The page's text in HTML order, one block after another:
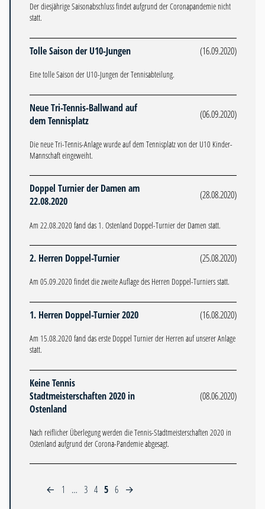
Der diesjährige Saisonabschluss findet aufgrund der Coronapandemie nicht
statt.
Tolle Saison der U10-Jungen (16.09.2020)
Eine tolle Saison der U10-Jungen der Tennisabteilung.
Neue Tri-Tennis-Ballwand auf
dem Tennisplatz
(06.09.2020)
Die neue Tri-Tennis-Anlage wurde auf dem Tennisplatz von der U10 Kinder-
Mannschaft eingeweiht.
Doppel Turnier der Damen am
22.08.2020
(28.08.2020)
Am 22.08.2020 fand das 1. Ostenland Doppel-Turnier der Damen statt.
2. Herren Doppel-Turnier (25.08.2020)
Am 05.09.2020 findet die zweite Auflage des Herren Doppel-Turniers statt.
1. Herren Doppel-Turnier 2020 (16.08.2020)
Am 15.08.2020 fand das erste Doppel Turnier der Herren auf unserer Anlage
statt.
Keine Tennis
Stadtmeisterschaften 2020 in
Ostenland
(08.06.2020)
Nach reiflicher Überlegung werden die Tennis-Stadtmeisterschaften 2020 in
Ostenland aufgrund der Corona-Pandemie abgesagt.
← 1 … 3 4 5 6 →